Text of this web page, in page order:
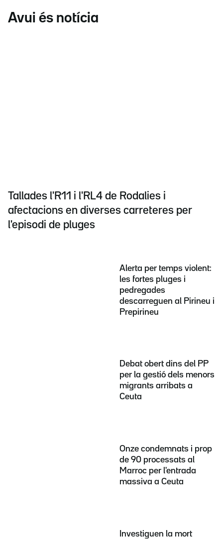
Avui és notícia
Tallades l'R11 i l'RL4 de Rodalies i
afectacions en diverses carreteres per
l'episodi de pluges
Alerta per temps violent:
les fortes pluges i
pedregades
descarreguen al Pirineu i
Prepirineu
Debat obert dins del PP
per la gestió dels menors
migrants arribats a
Ceuta
Onze condemnats i prop
de 90 processats al
Marroc per l'entrada
massiva a Ceuta
Investiguen la mort